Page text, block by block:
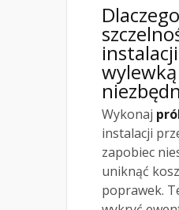
Wykonaj
instalacji
zapobiec
uniknąć
poprawek.